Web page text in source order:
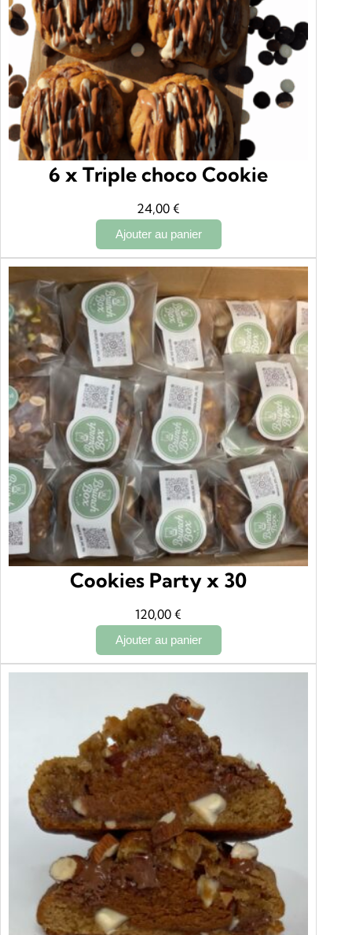
6 x Triple choco Cookie
24,00€
Ajouter au panier
Cookies Party x 30
120,00€
Ajouter au panier